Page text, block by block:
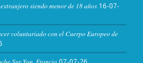
siendo menor de 18 años 16-07-
voluntariado con el Cuerpo Europeo de
Sur Yon. Francia 07-07-26